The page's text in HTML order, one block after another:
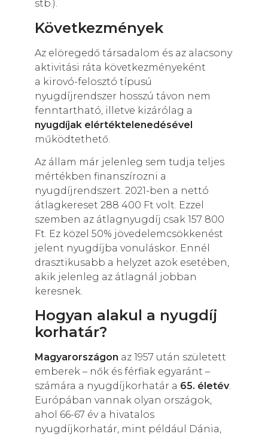
stb.).
Következmények
Az elöregedő társadalom és az alacsony
aktivitási ráta következményeként
a kirovó-felosztó típusú
nyugdíjrendszer hosszú távon nem
fenntartható, illetve kizárólag a
nyugdíjak elértéktelenedésével
működtethető.
Az állam már jelenleg sem tudja teljes
mértékben finanszírozni a
nyugdíjrendszert. 2021-ben a nettó
átlagkereset 288 400 Ft volt. Ezzel
szemben az átlagnyugdíj csak 157 800
Ft. Ez közel 50% jövedelemcsökkenést
jelent nyugdíjba vonuláskor. Ennél
drasztikusabb a helyzet azok esetében,
akik jelenleg az átlagnál jobban
keresnek.
Hogyan alakul a nyugdíj
korhatár?
Magyarországon az 1957 után született
emberek – nők és férfiak egyaránt –
számára a nyugdíjkorhatár a 65. életév.
Európában vannak olyan országok,
ahol 66-67 év a hivatalos
nyugdíjkorhatár, mint például Dánia,